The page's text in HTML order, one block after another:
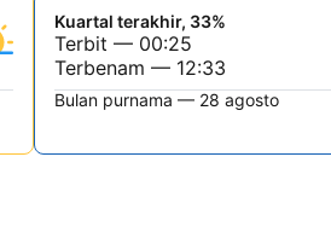
Kuartal terakhir, 33%
Terbit — 00:25
Terbenam — 12:33
Bulan purnama — 28 agosto